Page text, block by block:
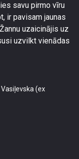
savu pirmo vīru
ir pavisam jaunas
uzaicinājis uz
uzvilkt vienādas
(ex